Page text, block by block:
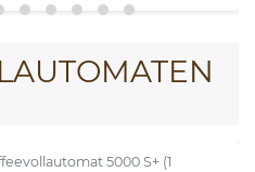
5000 S+ (1